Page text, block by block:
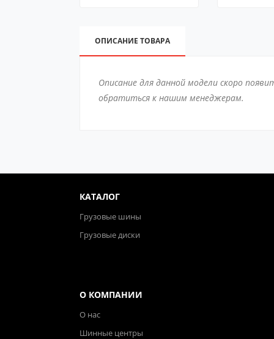
ОПИСАНИЕ ТОВАРА
Описание для данной модели скоро
обратиться к нашим менеджерам.
КАТАЛОГ
Грузовые шины
Грузовые диски
О КОМПАНИИ
О нас
Шинные центры